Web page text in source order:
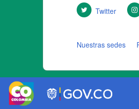
Twitter
Nuestras sedes